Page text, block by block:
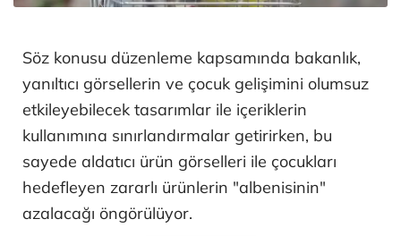
Söz konusu düzenleme kapsamında bakanlık,
yanıltıcı görsellerin ve çocuk gelişimini olumsuz
etkileyebilecek tasarımlar ile içeriklerin
kullanımına sınırlandırmalar getirirken, bu
sayede aldatıcı ürün görselleri ile çocukları
hedefleyen zararlı ürünlerin "albenisinin"
azalacağı öngörülüyor.